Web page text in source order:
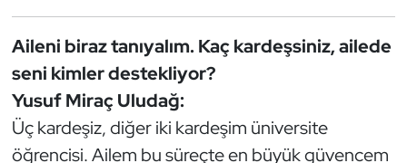
Aileni biraz tanıyalım. Kaç kardeşsiniz, ailede
seni kimler destekliyor?
Yusuf Miraç Uludağ:
Üç kardeşiz, diğer iki kardeşim üniversite
öğrencisi. Ailem bu süreçte en büyük güvencem
Kempo
Kick Boks